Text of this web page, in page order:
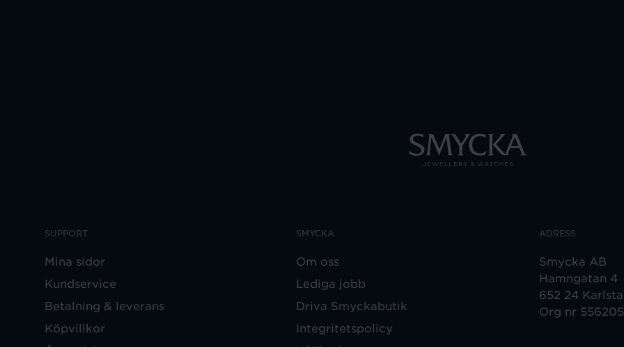
SUPPORT
Mina sidor
Kundservice
Betalning & leverans
Köpvillkor
SMYCKA
Om oss
Lediga jobb
Driva Smyckabutik
Integritetspolicy
ADRESS
Smycka AB
Hamngatan 4
652 24
Org nr